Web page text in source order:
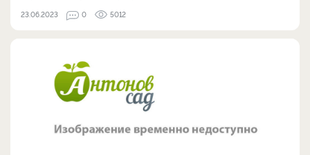
23.06.2023 0 5012